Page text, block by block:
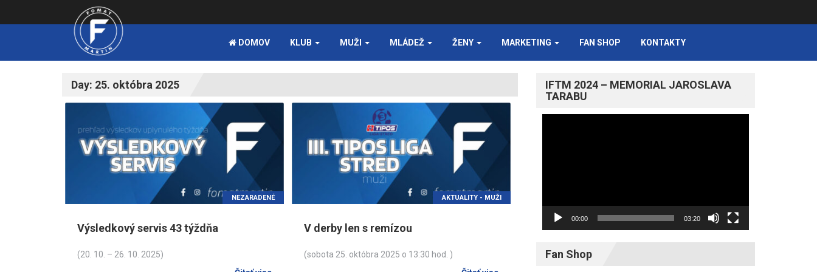
DOMOV KLUB MUŽI MLÁDEŽ ŽENY MARKETING FAN SHOP KONTAKTY
Day: 25. októbra 2025
NEZARADENÉ
Výsledkový servis 43 týždňa
(20. 10. – 26. 10. 2025)
AKTUALITY - MUŽI
V derby len s remízou
(sobota 25. októbra 2025 o 13:30 hod. )
IFTM 2024 – MEMORIAL JAROSLAVA
TARABU
00:00 03:20
Fan Shop